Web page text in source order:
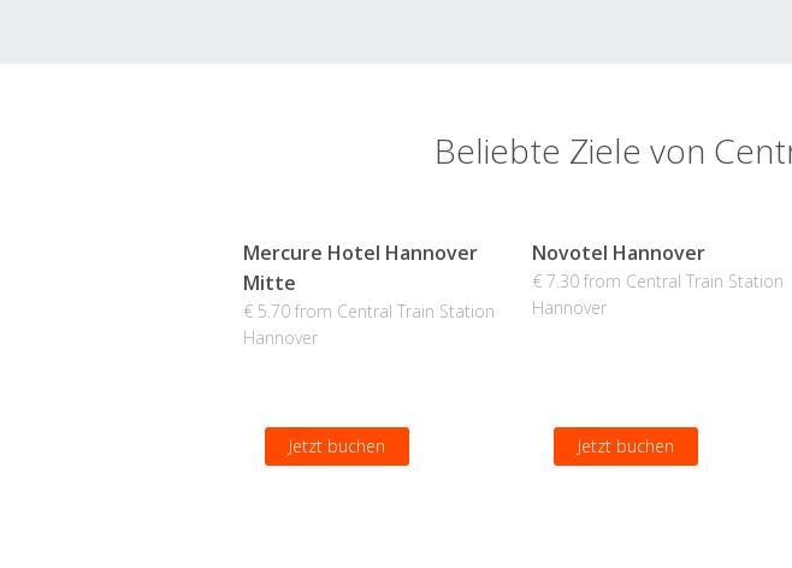
Beliebte Ziele von
Mercure Hotel Hannover
Mitte
€ 5.70 from Central Train Station
Hannover
Jetzt buchen
Novotel Hannover
€ 7.30 from Central Train Station
Hannover
Jetzt buchen